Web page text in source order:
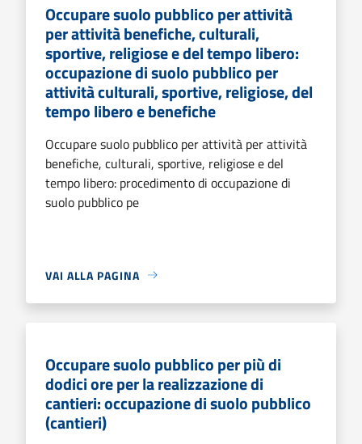
Occupare suolo pubblico per attività
per attività benefiche, culturali,
sportive, religiose e del tempo libero:
occupazione di suolo pubblico per
attività culturali, sportive, religiose, del
tempo libero e benefiche
Occupare suolo pubblico per attività per attività
benefiche, culturali, sportive, religiose e del
tempo libero: procedimento di occupazione di
suolo pubblico pe
VAI ALLA PAGINA
Occupare suolo pubblico per più di
dodici ore per la realizzazione di
cantieri: occupazione di suolo pubblico
(cantieri)